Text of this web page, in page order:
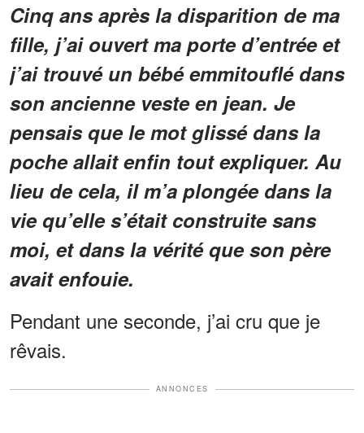
Cinq ans après la disparition de ma
fille, j’ai ouvert ma porte d’entrée et
j’ai trouvé un bébé emmitouflé dans
son ancienne veste en jean. Je
pensais que le mot glissé dans la
poche allait enfin tout expliquer. Au
lieu de cela, il m’a plongée dans la
vie qu’elle s’était construite sans
moi, et dans la vérité que son père
avait enfouie.
Pendant une seconde, j’ai cru que je
rêvais.
ANNONCES